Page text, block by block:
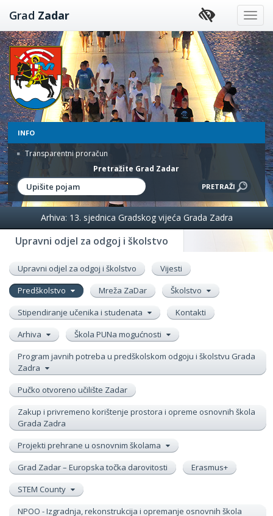
Preskoči
na
sadržaj
Grad Zadar
INFO
Transparentni proračun
Pretražite Grad Zadar
Upravni odjel za odgoj i školstvo
Arhiva: 13. sjednica Gradskog vijeća Grada Zadra
Upravni odjel za odgoj i školstvo
Vijesti
Predškolstvo
Mreža ZaDar
Školstvo
Stipendiranje učenika i studenata
Kontakti
Arhiva
Škola PUNa mogućnosti
Program javnih potreba u predškolskom odgoju i školstvu Grada
Zadra
Pučko otvoreno učilište Zadar
Zakup i privremeno korištenje prostora i opreme osnovnih škola
Grada Zadra
Projekti prehrane u osnovnim školama
Grad Zadar – Europska točka darovitosti
Erasmus+
STEM County
NPOO - Izgradnja, rekonstrukcija i opremanje osnovnih škola